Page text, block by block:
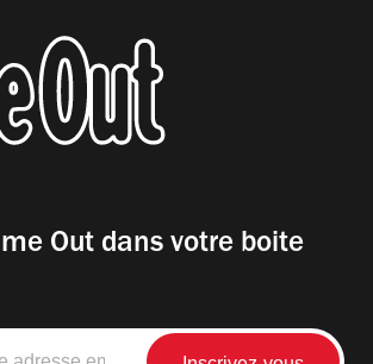
Out dans votre boite